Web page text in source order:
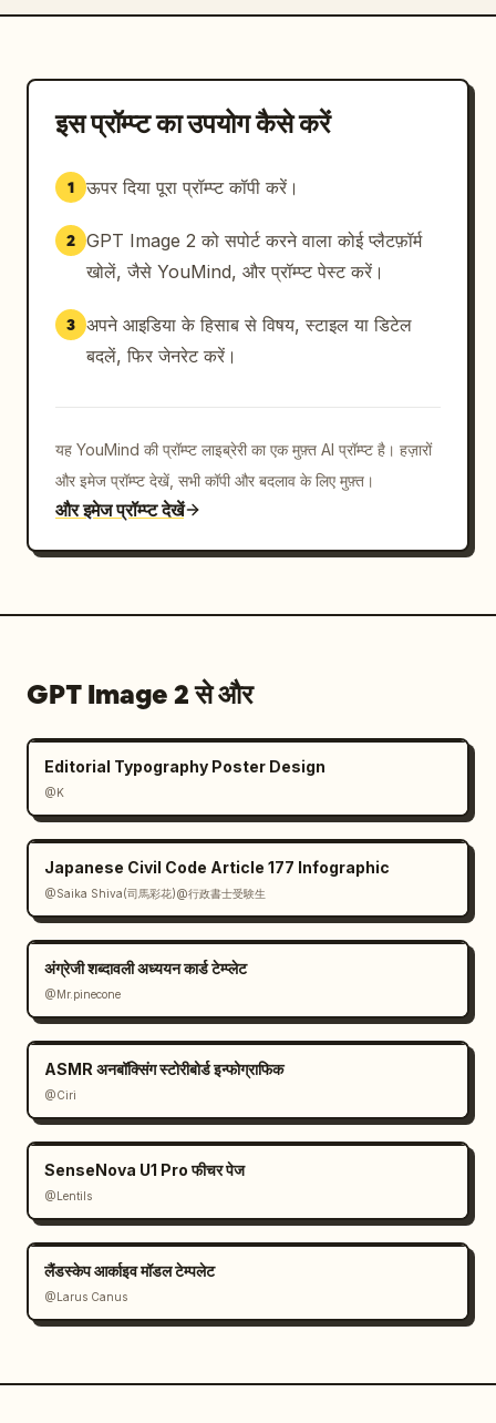
इस प्रॉम्प्ट का उपयोग कैसे करें
1 ऊपर दिया पूरा प्रॉम्प्ट कॉपी करें।
2 GPT Image 2 को सपोर्ट करने वाला कोई प्लैटफ़ॉर्म
खोलें, जैसे YouMind, और प्रॉम्प्ट पेस्ट करें।
3 अपने आइडिया के हिसाब से विषय, स्टाइल या डिटेल
बदलें, फिर जेनरेट करें।
यह YouMind की प्रॉम्प्ट लाइब्रेरी का एक मुफ़्त AI प्रॉम्प्ट है। हज़ारों
और इमेज प्रॉम्प्ट देखें, सभी कॉपी और बदलाव के लिए मुफ़्त।
और इमेज प्रॉम्प्ट देखें
GPT Image 2 से और
Editorial Typography Poster Design
@K
Japanese Civil Code Article 177 Infographic
@Saika Shiva(司馬彩花)@行政書士受験生
अंग्रेजी शब्दावली अध्ययन कार्ड टेम्प्लेट
@Mr.pinecone
ASMR अनबॉक्सिंग स्टोरीबोर्ड इन्फोग्राफिक
@Ciri
SenseNova U1 Pro फीचर पेज
@Lentils
लैंडस्केप आर्काइव मॉडल टेम्पलेट
@Larus Canus